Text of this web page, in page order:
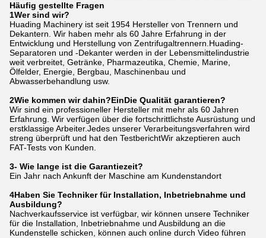
Häufig gestellte Fragen
1Wer sind wir?
Huading Machinery ist seit 1954 Hersteller von Trennern und
Dekantern. Wir haben mehr als 60 Jahre Erfahrung in der
Entwicklung und Herstellung von Zentrifugaltrennern.Huading-
Separatoren und -Dekanter werden in der Lebensmittelindustrie
weit verbreitet, Getränke, Pharmazeutika, Chemie, Marine,
Ölfelder, Energie, Bergbau, Maschinenbau und
Abwasserbehandlung usw.
2Wie kommen wir dahin?EinDie Qualität garantieren?
Wir sind ein professioneller Hersteller mit mehr als 60 Jahren
Erfahrung. Wir verfügen über die fortschrittlichste Ausrüstung und
erstklassige Arbeiter.Jedes unserer Verarbeitungsverfahren wird
streng überprüft und hat den TestberichtWir akzeptieren auch
FAT-Tests von Kunden.
3- Wie lange ist die Garantiezeit?
Ein Jahr nach Ankunft der Maschine am Kundenstandort
4Haben Sie Techniker für Installation, Inbetriebnahme und
Ausbildung?
Nachverkaufsservice ist verfügbar, wir können unsere Techniker
für die Installation, Inbetriebnahme und Ausbildung an die
Kundenstelle schicken, können auch online durch Video führen